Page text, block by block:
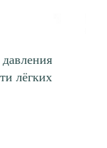
лёгких